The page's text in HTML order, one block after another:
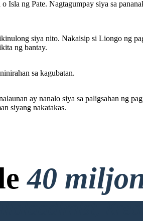
Isla ng Pate. Nagtagumpay siya sa
siya nito. Nakaisip si Liongo ng
ng bantay.
sa kagubatan.
ay nanalo siya sa paligsahan ng
siyang nakatakas.
40